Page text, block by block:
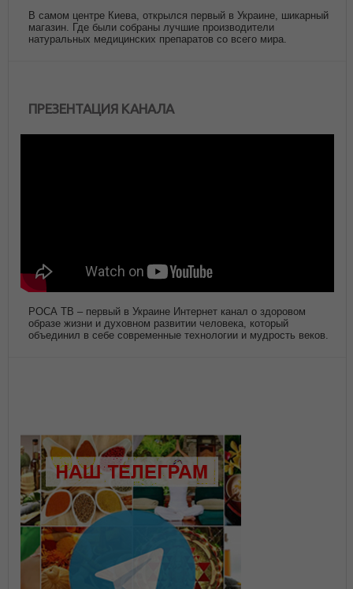
В самом центре Киева, открылся первый в Украине, шикарный
магазин. Где были собраны лучшие производители
натуральных медицинских препаратов со всего мира.
ПРЕЗЕНТАЦИЯ КАНАЛА
РОСА ТВ – первый в Украине Интернет канал о здоровом
образе жизни и духовном развитии человека, который
объединил в себе современные технологии и мудрость веков.